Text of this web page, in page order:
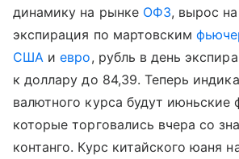
динамику на рынке ОФЗ, вырос
экспирация по мартовским
США иевро, рубль в день
к доллару до 84,39. Теперь
валютного курса будут июньские
которые торговались вчера со
контанго. Курс китайского юаня